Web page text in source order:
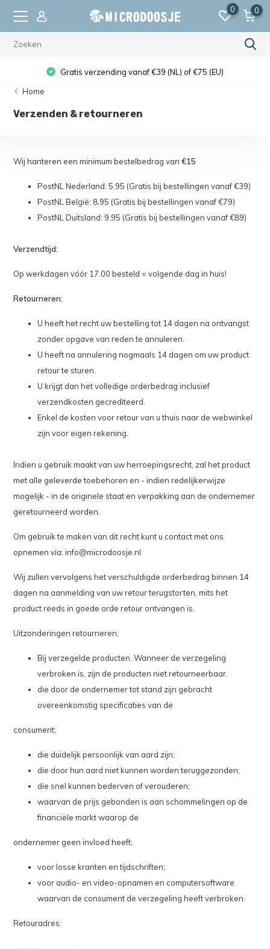
0 0
Gratis verzending vanaf €39 (NL) of €75 (EU)
Home
Verzenden & retourneren
Wij hanteren een minimum bestelbedrag van€15
PostNL Nederland: 5.95 (Gratis bij bestellingen vanaf €39)
PostNL België: 8.95 (Gratis bij bestellingen vanaf €79)
PostNL Duitsland: 9.95 (Gratis bij bestellingen vanaf €89)
Verzendtijd:
Op werkdagen vóór 17.00 besteld = volgende dag in huis!
Retourneren:
U heeft het recht uw bestelling tot 14 dagen na ontvangst
zonder opgave van reden te annuleren.
U heeft na annulering nogmaals 14 dagen om uw product
retour te sturen.
U krijgt dan het volledige orderbedrag inclusief
verzendkosten gecrediteerd.
Enkel de kosten voor retour van u thuis naar de webwinkel
zijn voor eigen rekening.
Indien u gebruik maakt van uw herroepingsrecht, zal het product
met alle geleverde toebehoren en - indien redelijkerwijze
mogelijk - in de originele staat en verpakking aan de ondernemer
geretourneerd worden.
Om gebruik te maken van dit recht kunt u contact met ons
opnemen via:info@microdoosje.nl
Wij zullen vervolgens het verschuldigde orderbedrag binnen 14
dagen na aanmelding van uw retour terugstorten, mits het
product reeds in goede orde retour ontvangen is.
Uitzonderingen retourneren;
Bij verzegelde producten. Wanneer de verzegeling
verbroken is, zijn de producten niet retourneerbaar.
die door de ondernemer tot stand zijn gebracht
overeenkomstig specificaties van de
consument;
die duidelijk persoonlijk van aard zijn;
die door hun aard niet kunnen worden teruggezonden;
die snel kunnen bederven of verouderen;
waarvan de prijs gebonden is aan schommelingen op de
financiële markt waarop de
ondernemer geen invloed heeft;
voor losse kranten en tijdschriften;
voor audio- en video-opnamen en computersoftware
waarvan de consument de verzegeling heeft verbroken.
Retouradres: